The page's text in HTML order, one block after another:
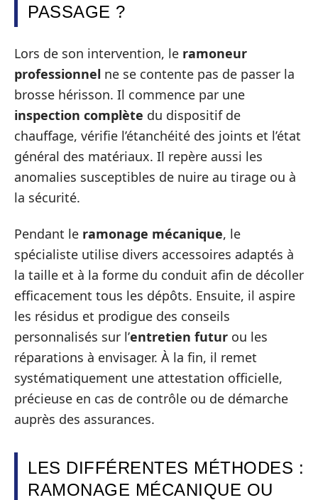
PASSAGE ?
Lors de son intervention, le ramoneur
professionnel ne se contente pas de passer la
brosse hérisson. Il commence par une
inspection complète du dispositif de
chauffage, vérifie l’étanchéité des joints et l’état
général des matériaux. Il repère aussi les
anomalies susceptibles de nuire au tirage ou à
la sécurité.
Pendant le ramonage mécanique, le
spécialiste utilise divers accessoires adaptés à
la taille et à la forme du conduit afin de décoller
efficacement tous les dépôts. Ensuite, il aspire
les résidus et prodigue des conseils
personnalisés sur l’entretien futur ou les
réparations à envisager. À la fin, il remet
systématiquement une attestation officielle,
précieuse en cas de contrôle ou de démarche
auprès des assurances.
LES DIFFÉRENTES MÉTHODES :
RAMONAGE MÉCANIQUE OU